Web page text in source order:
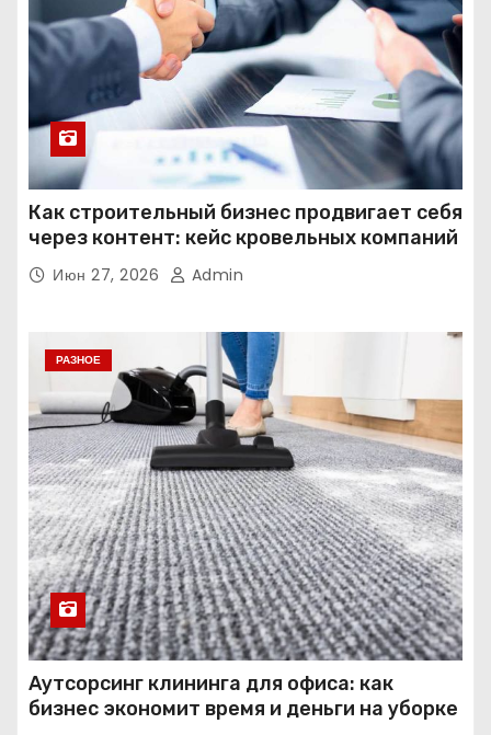
Как строительный бизнес продвигает себя
через контент: кейс кровельных компаний
Июн 27, 2026 Admin
РАЗНОЕ
Аутсорсинг клининга для офиса: как
бизнес экономит время и деньги на уборке